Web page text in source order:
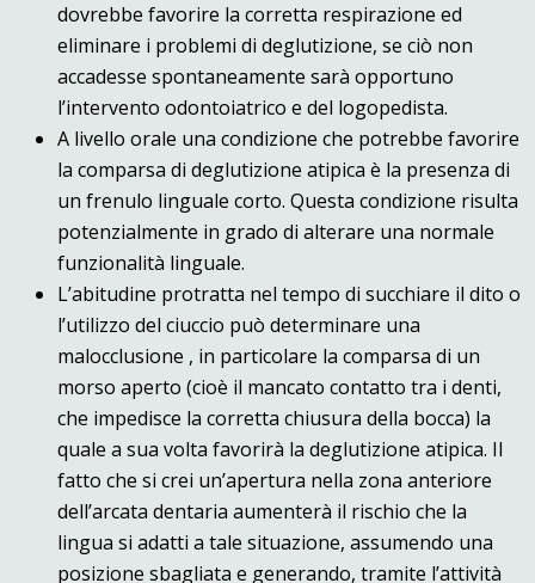
dovrebbe favorire la corretta respirazione ed
eliminare i problemi di deglutizione, se ciò non
accadesse spontaneamente sarà opportuno
l’intervento odontoiatrico e del logopedista.
A livello orale una condizione che potrebbe favorire
la comparsa di deglutizione atipica è la presenza di
un frenulo linguale corto. Questa condizione risulta
potenzialmente in grado di alterare una normale
funzionalità linguale.
L’abitudine protratta nel tempo di succhiare il dito o
l’utilizzo del ciuccio può determinare una
malocclusione , in particolare la comparsa di un
morso aperto (cioè il mancato contatto tra i denti,
che impedisce la corretta chiusura della bocca) la
quale a sua volta favorirà la deglutizione atipica. Il
fatto che si crei un’apertura nella zona anteriore
dell’arcata dentaria aumenterà il rischio che la
lingua si adatti a tale situazione, assumendo una
posizione sbagliata e generando, tramite l’attività